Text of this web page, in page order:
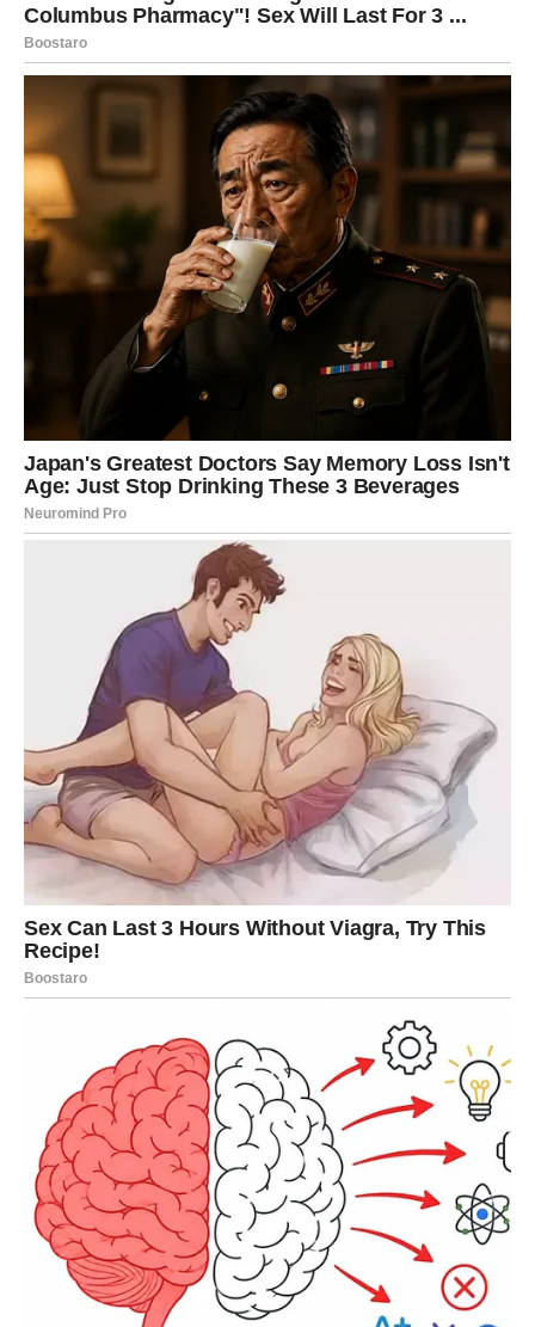
Pred vama su veoma intenzivni trenuci.
RAK
Rakovi su među najvećim miljenicima ovog perioda.
Poslije mnogo tuge dolazi sreća koja vam vraća vjeru da
najbolje tek dolazi.
Sudbina vam donosi veliko olakšanje
Pred vama su veoma nježni i sretni trenuci.
LAV
Lavovima dolazi veliki poslovni i finansijski uspjeh.
Sve ono što ste dugo gradili sada konačno donosi
ozbiljan novac i priznanje.
Vrijeme velikih pobjeda tek počinje
Pred vama su veoma uspješni dani.
DJEVICA
Pred vama su dani tokom kojih ćete jasno vidjeti kome
možete vjerovati.
Jedna istina sada vam donosi veliko olakšanje i važnu
životnu lekciju.
Intuicija vam pokazuje pravi put
Pred vama su veoma posebni trenuci.